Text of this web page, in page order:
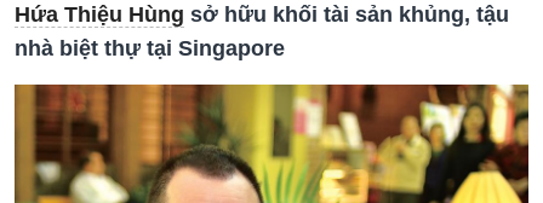
Hứa Thiệu Hùng sở hữu khối tài sản khủng, tậu
nhà biệt thự tại Singapore